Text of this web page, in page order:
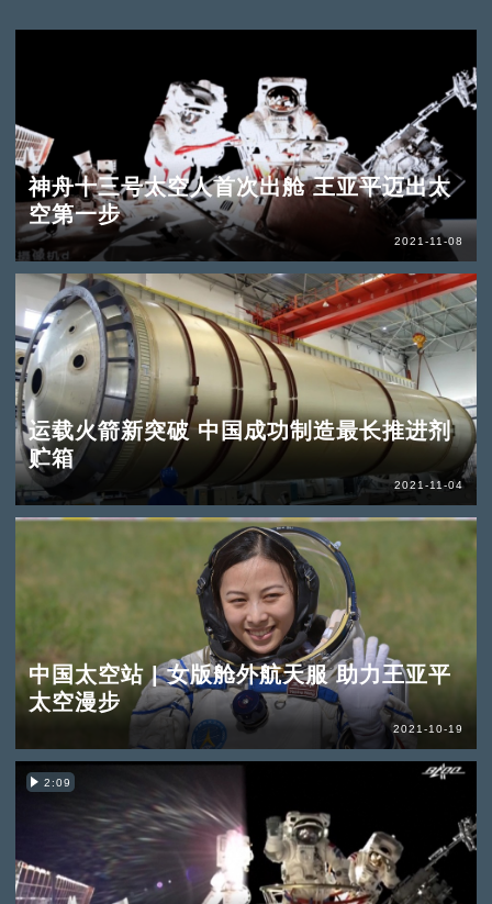
神舟十三号太空人首次出舱 王亚平迈出太
空第一步
2021-11-08
运载火箭新突破 中国成功制造最长推进剂
贮箱
2021-11-04
中国太空站 | 女版舱外航天服 助力王亚平
太空漫步
2021-10-19
2:09